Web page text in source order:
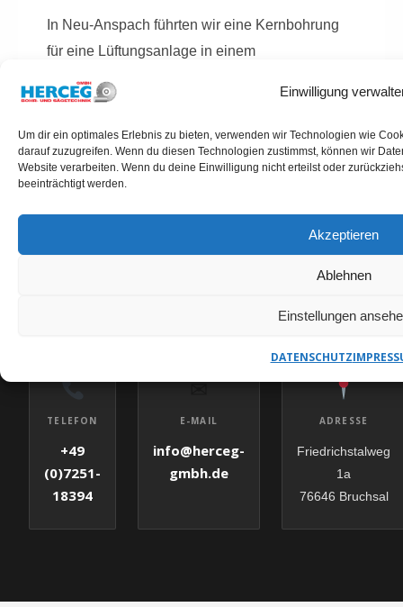
Einwilligung
Um dir ein optimales Erlebnis zu bieten, verwenden wir Technologien wie
darauf zuzugreifen. Wenn du diesen Technologien zustimmst, können wir
Website verarbeiten. Wenn du deine Einwilligung nicht erteilst oder
beeinträchtigt werden.
Akzeptieren
Ablehnen
Einstellungen
DATENSCHUTZ
In Neu-Anspach führten wir eine Kernbohrung
für eine Lüftungsanlage in einem
Bewehrung konnte die Bohrung präzise und
ohne Folgeschäden umgesetzt werden.
ANSPRECHPARTNER
TELEFON
+49
(0)7251-
18394
✉
E-MAIL
info@herceg-
gmbh.de
ADRESSE
Friedrichstalweg
1a
76646 Bruchsal